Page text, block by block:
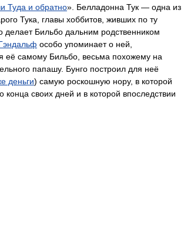
Туда и обратно». Белладонна Тук — одна из
Тука, главы хоббитов, живших по ту
делает Бильбо дальним родственником
особо упоминает о ней,
её самому Бильбо, весьма похожему на
папашу. Бунго построил для неё
деньги) самую роскошную нору, в которой
конца своих дней и в которой впоследствии